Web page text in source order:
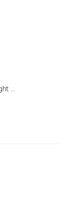
Parmigiano Reggiano: how to choose the right one